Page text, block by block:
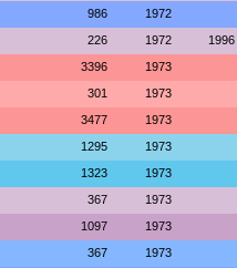
986 1972
226 1972 1996
3396 1973
301 1973
3477 1973
1295 1973
1323 1973
367 1973
1097 1973
367 1973